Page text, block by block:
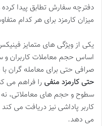
دفترچه سفارش تطابق پیدا
میزان کارمزد برای هر کدام
یکی از ویژگی های متمایز
اساس حجم معاملات کاربران
صرافی حتی برای معامله گران با
حتی کارمزد منفی را فراهم می
سطوح و حجم های معاملاتی، نه
کاربر پاداشی نیز دریافت می
می دهد.